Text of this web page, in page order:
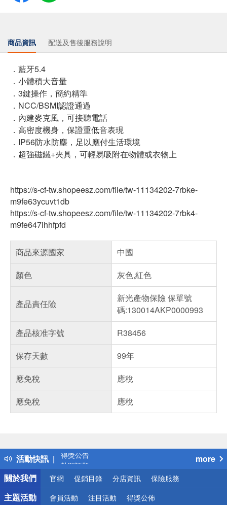
商品資訊 配送及售後服務說明
．藍牙5.4
．小體積大音量
．3鍵操作，簡約精準
．NCC/BSMI認證通過
．內建麥克風，可接聽電話
．高密度機身，保證重低音表現
．IP56防水防塵，足以應付生活環境
．超強磁鐵+夾具，可輕易吸附在物體或衣物上
https://s-cf-tw.shopeesz.com/file/tw-11134202-7rbke-
m9fe63ycuvt1db
https://s-cf-tw.shopeesz.com/file/tw-11134202-7rbk4-
m9fe647ihhfpfd
商品來源國家
中國
顏色
灰色,紅色
產品責任險
新光產物保險 保單號
碼:130014AKP0000993
產品核准字號
R38456
保存天數
99年
應免稅
應稅
應免稅
應稅
活動快訊
得獎公告
熱門話題
銀行優惠
偏遠地區配送
詐騙網頁！請小心！
more
關於我們
官網 促銷目錄 分店資訊 保險服務
主題活動 會員活動 注目活動 得獎公佈